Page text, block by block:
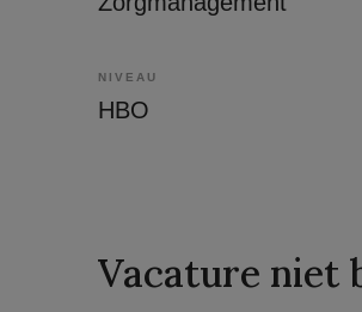
NIVEAU
HBO
Vacature niet